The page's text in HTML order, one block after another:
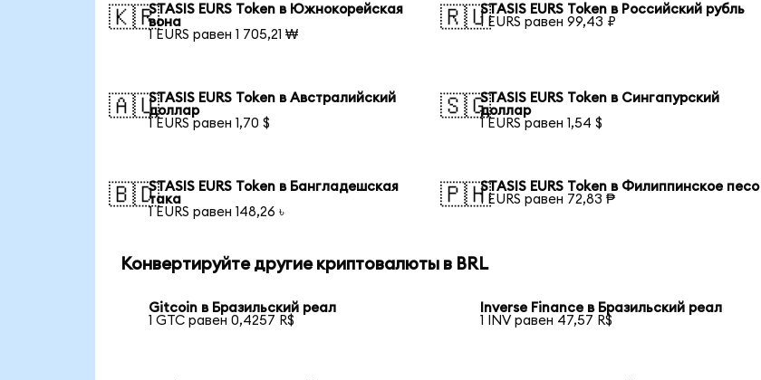
🇰🇷STASIS EURS Token в Южнокорейская
вона
1 EURS равен 1 705,21 ₩
🇷🇺STASIS EURS Token в Российский рубль
1 EURS равен 99,43 ₽
🇦🇺STASIS EURS Token в Австралийский
доллар
1 EURS равен 1,70 $
🇸🇬STASIS EURS Token в Сингапурский
доллар
1 EURS равен 1,54 $
🇧🇩STASIS EURS Token в Бангладешская
така
1 EURS равен 148,26 ৳
🇵🇭STASIS EURS Token в Филиппинское песо
1 EURS равен 72,83 ₱
Конвертируйте другие криптовалюты в BRL
Gitcoin в Бразильский реал
1 GTC равен 0,4257 R$
Inverse Finance в Бразильский реал
1 INV равен 47,57 R$